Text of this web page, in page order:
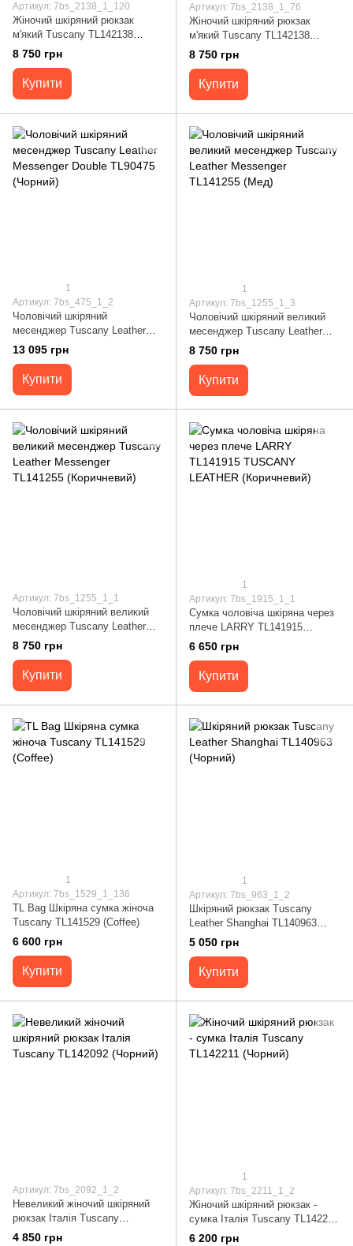
Артикул: 7bs_2138_1_120
Жіночий шкіряний рюкзак
м'який Tuscany TL142138
(Lipstick Red)
8 750 грн
Купити
Артикул: 7bs_2138_1_76
Жіночий шкіряний рюкзак
м'який Tuscany TL142138
(Світло-сірий)
8 750 грн
Купити
1
Артикул: 7bs_475_1_2
Чоловічий шкіряний
месенджер Tuscany Leather
Messenger Double TL90475
13 095 грн
Купити
1
Артикул: 7bs_1255_1_3
Чоловічий шкіряний великий
месенджер Tuscany Leather
Messenger TL141255 (Мед)
8 750 грн
Купити
Артикул: 7bs_1255_1_1
Чоловічий шкіряний великий
месенджер Tuscany Leather
Messenger TL141255
(Коричневий)
8 750 грн
Купити
1
Артикул: 7bs_1915_1_1
Сумка чоловіча шкіряна через
плече LARRY TL141915
TUSCANY LEATHER
(Коричневий)
6 650 грн
Купити
1
Артикул: 7bs_1529_1_136
TL Bag Шкіряна сумка жіноча
Tuscany TL141529 (Coffee)
6 600 грн
Купити
1
Артикул: 7bs_963_1_2
Шкіряний рюкзак Tuscany
Leather Shanghai TL140963
(Чорний)
5 050 грн
Купити
Артикул: 7bs_2092_1_2
Невеликий жіночий шкіряний
рюкзак Італія Tuscany
TL142092 (Чорний)
4 850 грн
1
Артикул: 7bs_2211_1_2
Жіночий шкіряний рюкзак -
сумка Італія Tuscany TL142211
(Чорний)
6 200 грн